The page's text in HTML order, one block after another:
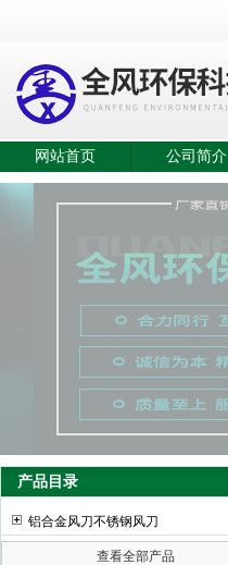
网站首页 公司简介
产品目录
铝合金风刀不锈钢风刀
查看全部产品